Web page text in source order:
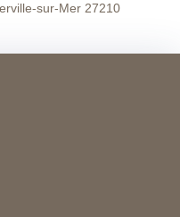
sur-Mer 27210